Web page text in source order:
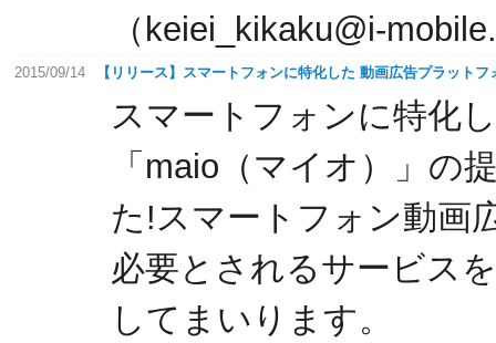
（keiei_kikaku@i-
2015/09/14 【リリース】スマートフォンに特化した 動画広告プラット
スマートフォンに特化
「maio（マイオ）」の
た!スマートフォン動画
必要とされるサービス
してまいります。